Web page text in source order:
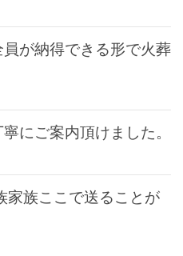
が納得できる形で火葬
にご案内頂けました。
家族ここで送ることが